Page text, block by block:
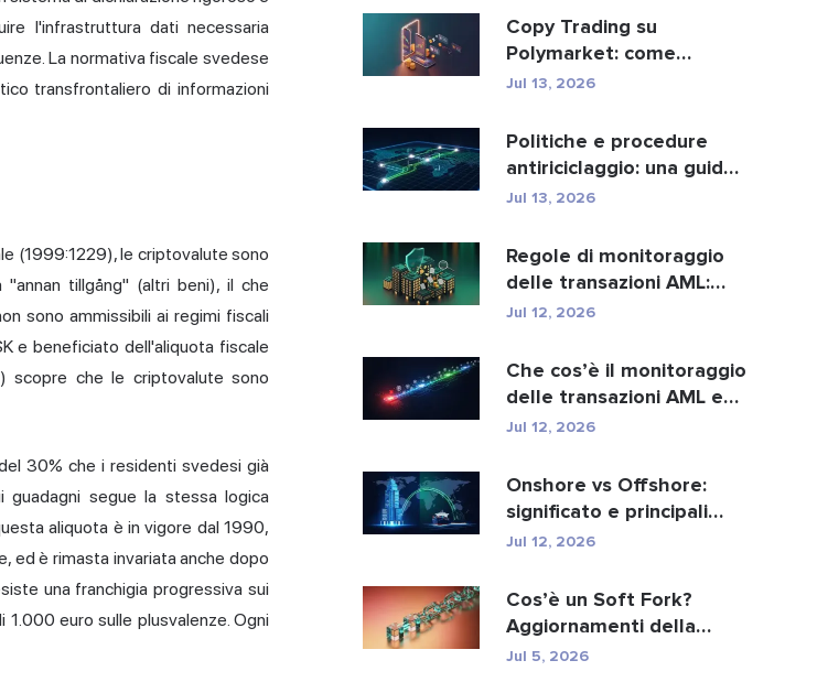
l'infrastruttura dati necessaria
La normativa fiscale svedese
transfrontaliero di informazioni
(1999:1229), le criptovalute sono
tillgång" (altri beni), il che
sono ammissibili ai regimi fiscali
e beneficiato dell'aliquota fiscale
scopre che le criptovalute sono
30% che i residenti svedesi già
guadagni segue la stessa logica
aliquota è in vigore dal 1990,
ed è rimasta invariata anche dopo
una franchigia progressiva sui
euro sulle plusvalenze. Ogni
Copy Trading su
Polymarket: come
replicare in sicurezza i
Jul 13, 2026
Politiche e procedure
antiriciclaggio: una guida
completa alla con...
Jul 13, 2026
Regole di monitoraggio
delle transazioni AML:
come individuano i r...
Jul 12, 2026
Che cos’è il monitoraggio
delle transazioni AML e
come funziona?
Jul 12, 2026
Onshore vs Offshore:
significato e principali
differenze spiegate
Jul 12, 2026
Cos’è un Soft Fork?
Aggiornamenti della
blockchain spiegati
Jul 5, 2026